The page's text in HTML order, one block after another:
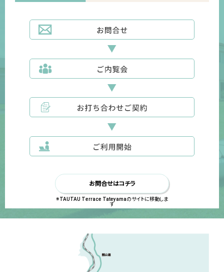
お問合せはコチラ
※TAUTAU Terrace Tateyamaのサイトに移動しま
す